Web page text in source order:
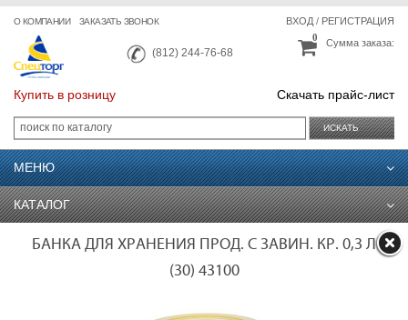
О КОМПАНИИ ЗАКАЗАТЬ ЗВОНОК
(812) 244-76-68
ВХОД/ РЕГИСТРАЦИЯ
Сумма заказа:
0
Купить в розницу Скачать прайс-лист
ИСКАТЬ
МЕНЮ
КАТАЛОГ
БАНКА ДЛЯ ХРАНЕНИЯ ПРОД. С ЗАВИН. КР. 0,3 Л
(30) 43100